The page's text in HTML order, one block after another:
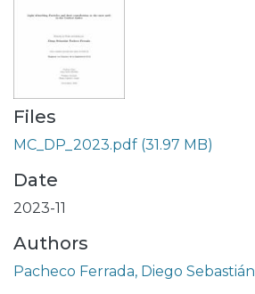
Files
MC_DP_2023.pdf (31.97 MB)
Date
2023-11
Authors
Pacheco Ferrada, Diego Sebastián